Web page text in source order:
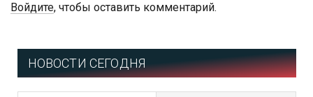
Войдите, чтобы оставить комментарий.
НОВОСТИ СЕГОДНЯ